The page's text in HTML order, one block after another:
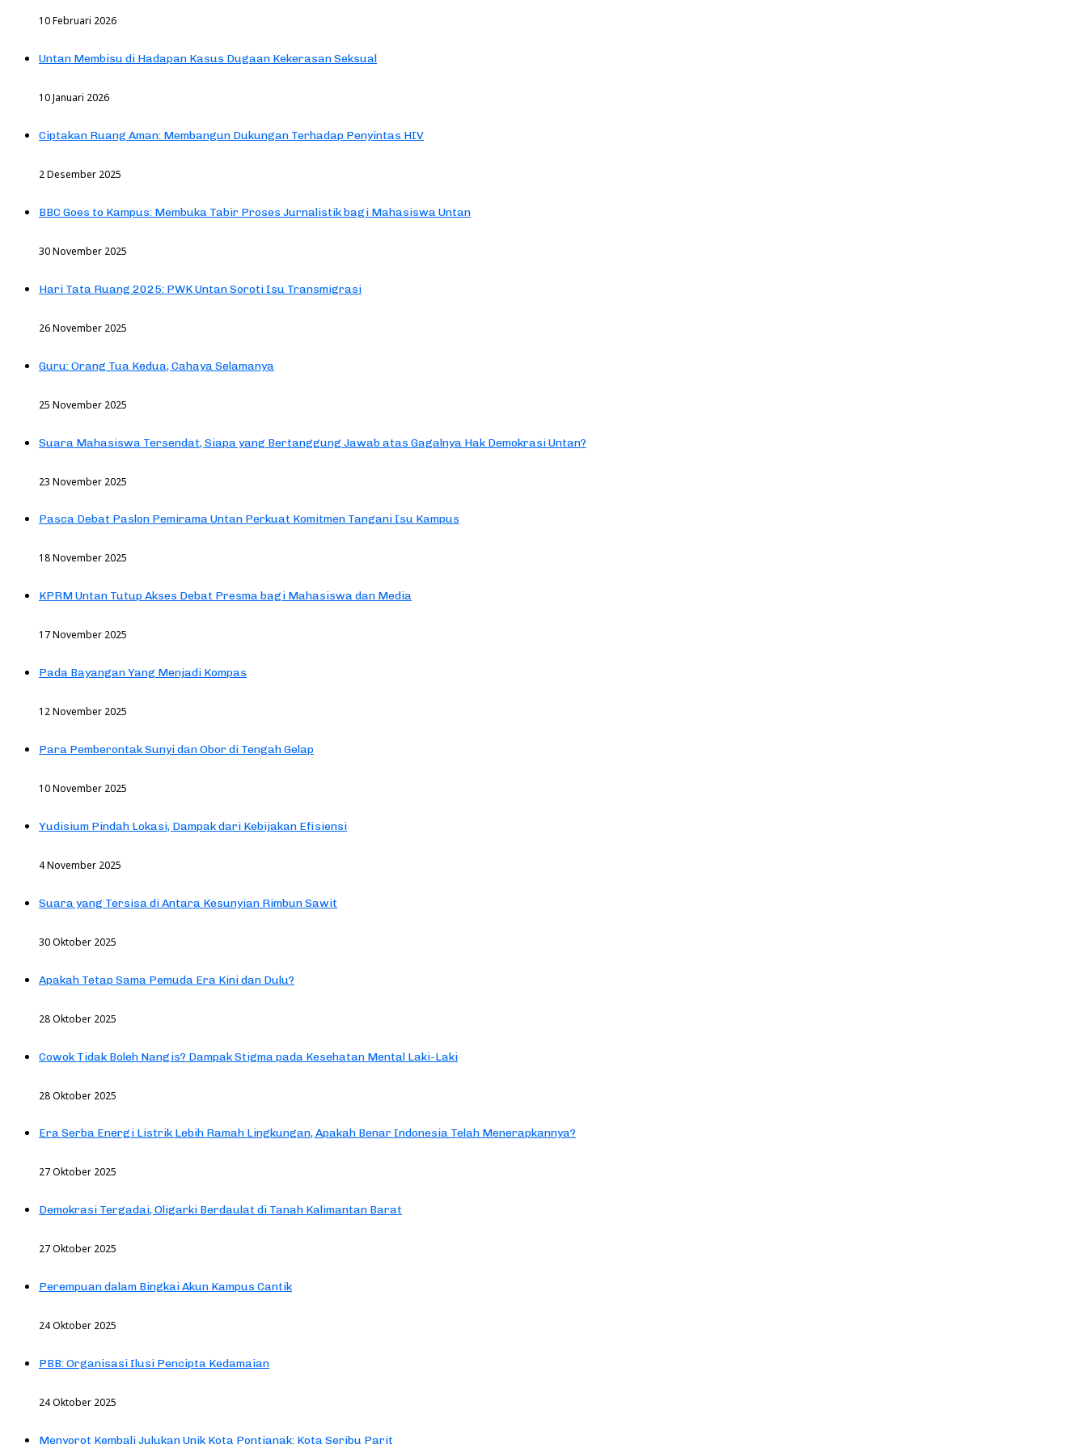
10 Februari 2026
Untan Membisu di Hadapan Kasus Dugaan Kekerasan Seksual
10 Januari 2026
Ciptakan Ruang Aman: Membangun Dukungan Terhadap Penyintas HIV
2 Desember 2025
BBC Goes to Kampus: Membuka Tabir Proses Jurnalistik bagi Mahasiswa Untan
30 November 2025
Hari Tata Ruang 2025: PWK Untan Soroti Isu Transmigrasi
26 November 2025
Guru: Orang Tua Kedua, Cahaya Selamanya
25 November 2025
Suara Mahasiswa Tersendat, Siapa yang Bertanggung Jawab atas Gagalnya Hak Demokrasi Untan?
23 November 2025
Pasca Debat Paslon Pemirama Untan Perkuat Komitmen Tangani Isu Kampus
18 November 2025
KPRM Untan Tutup Akses Debat Presma bagi Mahasiswa dan Media
17 November 2025
Pada Bayangan Yang Menjadi Kompas
12 November 2025
Para Pemberontak Sunyi dan Obor di Tengah Gelap
10 November 2025
Yudisium Pindah Lokasi, Dampak dari Kebijakan Efisiensi
4 November 2025
Suara yang Tersisa di Antara Kesunyian Rimbun Sawit
30 Oktober 2025
Apakah Tetap Sama Pemuda Era Kini dan Dulu?
28 Oktober 2025
Cowok Tidak Boleh Nangis? Dampak Stigma pada Kesehatan Mental Laki-Laki
28 Oktober 2025
Era Serba Energi Listrik Lebih Ramah Lingkungan, Apakah Benar Indonesia Telah Menerapkannya?
27 Oktober 2025
Demokrasi Tergadai, Oligarki Berdaulat di Tanah Kalimantan Barat
27 Oktober 2025
Perempuan dalam Bingkai Akun Kampus Cantik
24 Oktober 2025
PBB: Organisasi Ilusi Pencipta Kedamaian
24 Oktober 2025
Menyorot Kembali Julukan Unik Kota Pontianak: Kota Seribu Parit